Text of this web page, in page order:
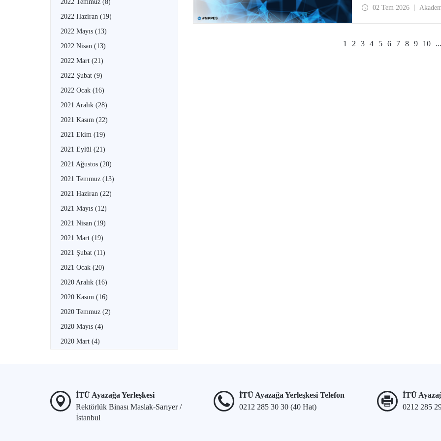
2022 Temmuz (8)
2022 Haziran (19)
2022 Mayıs (13)
2022 Nisan (13)
2022 Mart (21)
2022 Şubat (9)
2022 Ocak (16)
2021 Aralık (28)
2021 Kasım (22)
2021 Ekim (19)
2021 Eylül (21)
2021 Ağustos (20)
2021 Temmuz (13)
2021 Haziran (22)
2021 Mayıs (12)
2021 Nisan (19)
2021 Mart (19)
2021 Şubat (11)
2021 Ocak (20)
2020 Aralık (16)
2020 Kasım (16)
2020 Temmuz (2)
2020 Mayıs (4)
2020 Mart (4)
02 Tem 2026
1 2 3 4 5 6 7 8 9 10 ...
İTÜ Ayazağa Yerleşkesi
Rektörlük Binası Maslak-Sarıyer /
İstanbul
İTÜ Ayazağa Yerleşkesi Telefon
0212 285 30 30 (40 Hat)
İTÜ
0212 285